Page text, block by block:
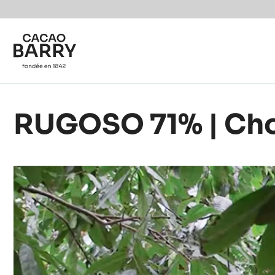
Skip to main content
RUGOSO 71% |